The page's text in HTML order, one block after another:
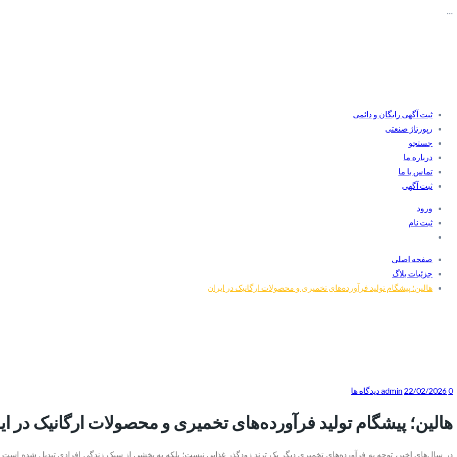
…
ثبت آگهی رایگان و دائمی
رپورتاژ صنعتی
جستجو
درباره ما
تماس با ما
ثبت آگهی
ورود
ثبت نام
صفحه اصلی
جزئیات بلاگ
هالین؛ پیشگام تولید فرآورده‌های تخمیری و محصولات ارگانیک در ایران
admin 22/02/20260 دیدگاه ها
هالین؛ پیشگام تولید فرآورده‌های تخمیری و محصولات ارگانیک در
در سال‌های اخیر، توجه به فرآورده‌های تخمیری دیگر یک ترند زودگذر غذایی نیست؛ بلکه به بخشی از سبک زندگی افرادی تبدیل شده